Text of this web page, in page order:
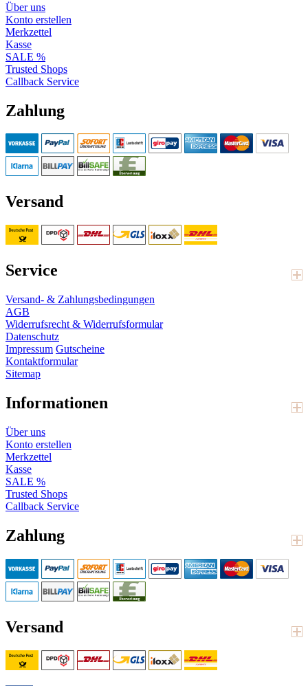
Über uns
Konto erstellen
Merkzettel
Kasse
SALE %
Trusted Shops
Callback Service
Zahlung
Versand
Service
Versand- & Zahlungsbedingungen
AGB
Widerrufsrecht & Widerrufsformular
Datenschutz
Impressum Gutscheine
Kontaktformular
Sitemap
Informationen
Über uns
Konto erstellen
Merkzettel
Kasse
SALE %
Trusted Shops
Callback Service
Zahlung
Versand